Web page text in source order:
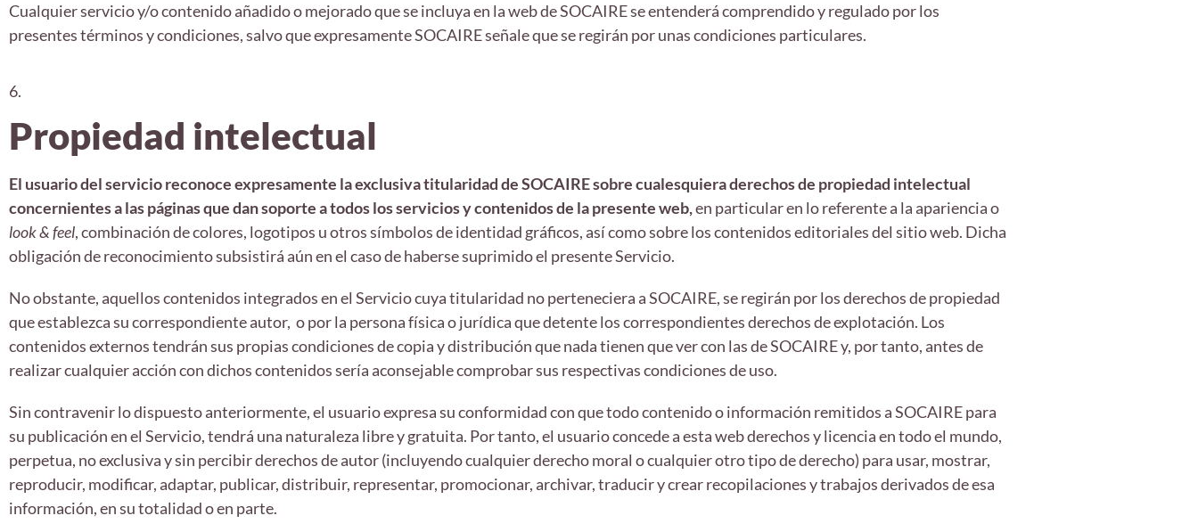
Cualquier servicio y/o contenido añadido o mejorado que se incluya en la web de SOCAIRE se entenderá comprendido y regulado por los
presentes términos y condiciones, salvo que expresamente SOCAIRE señale que se regirán por unas condiciones particulares.
6.
Propiedad intelectual
El usuario del servicio reconoce expresamente la exclusiva titularidad de SOCAIRE sobre cualesquiera derechos de propiedad intelectual
concernientes a las páginas que dan soporte a todos los servicios y contenidos de la presente web,en particular en lo referente a la apariencia o
look & feel, combinación de colores, logotipos u otros símbolos de identidad gráficos, así como sobre los contenidos editoriales del sitio web. Dicha
obligación de reconocimiento subsistirá aún en el caso de haberse suprimido el presente Servicio.
No obstante, aquellos contenidos integrados en el Servicio cuya titularidad no perteneciera a SOCAIRE, se regirán por los derechos de propiedad
que establezca su correspondiente autor, o por la persona física o jurídica que detente los correspondientes derechos de explotación. Los
contenidos externos tendrán sus propias condiciones de copia y distribución que nada tienen que ver con las de SOCAIRE y, por tanto, antes de
realizar cualquier acción con dichos contenidos sería aconsejable comprobar sus respectivas condiciones de uso.
Sin contravenir lo dispuesto anteriormente, el usuario expresa su conformidad con que todo contenido o información remitidos a SOCAIRE para
su publicación en el Servicio, tendrá una naturaleza libre y gratuita. Por tanto, el usuario concede a esta web derechos y licencia en todo el mundo,
perpetua, no exclusiva y sin percibir derechos de autor (incluyendo cualquier derecho moral o cualquier otro tipo de derecho) para usar, mostrar,
reproducir, modificar, adaptar, publicar, distribuir, representar, promocionar, archivar, traducir y crear recopilaciones y trabajos derivados de esa
información, en su totalidad o en parte.